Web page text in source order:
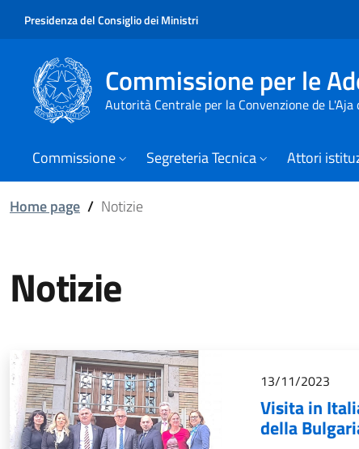
Presidenza del Consiglio dei Ministri
Commissione per le
Autorità Centrale per la Convenzione de
Commissione Segreteria Tecnica Attori
Home page / Notizie
Notizie
13/11/2023
Visita in
della